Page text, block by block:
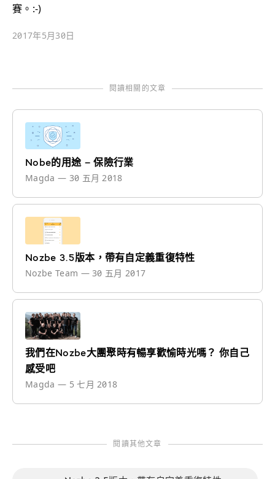
賽。:-)
2017年5月30日
閱讀相關的文章
Nobe的用途 – 保險行業
Magda — 30 五月 2018
Nozbe 3.5版本，帶有自定義重復特性
Nozbe Team —30 五月 2017
我們在Nozbe大團聚時有暢享歡愉時光嗎？ 你自己
感受吧
Magda — 5 七月 2018
閱讀其他文章